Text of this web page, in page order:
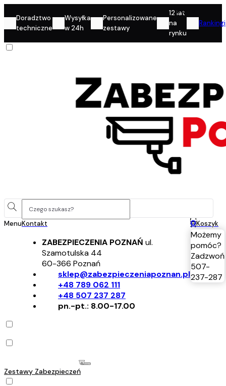
Doradztwo
techniczne
Wysyłka
w 24h
Personalizowane
zestawy
12 lat
na
rynku
Rankingi
MenuKontakt
ZABEZPIECZENIA POZNAŃ ul.
Szamotulska 44
60-366 Poznań
sklep@zabezpieczeniapoznan.pl
+48 789 062 111
+48 507 237 287
pn.-pt.: 8.00-17.00
Konto
0Koszyk
Możemy
pomóc?
Zadzwoń
507-
237-287
Zestawy Zabezpieczeń